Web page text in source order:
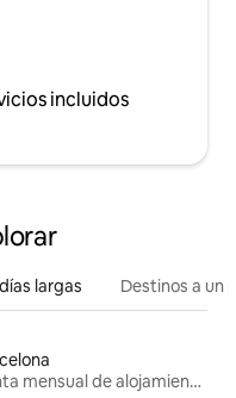
incluidos
largas Destinos a un
Renta mensual de alojamientos